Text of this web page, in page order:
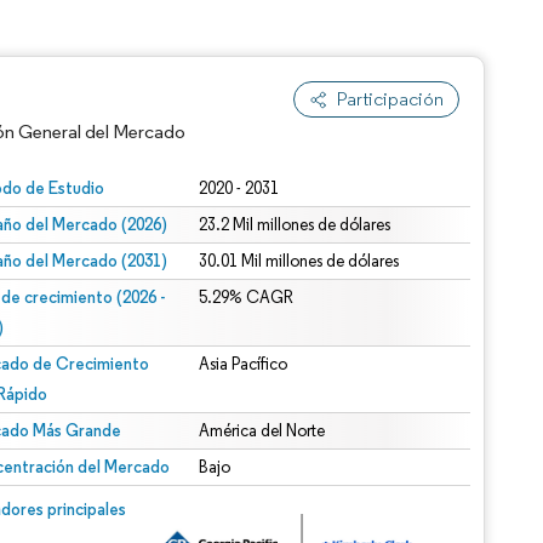
Participación
General del Mercado
de Estudio 2020 - 2031
del Mercado (2026) 23.2 Mil millones de dólares
del Mercado (2031) 30.01 Mil millones de dólares
de crecimiento (2026 -
5.29% CAGR
de Crecimiento
Asia Pacífico
Más Grande América del Norte
del Mercado Bajo
principales
© Mordor Intelligence. El uso requiere atribución según CC BY 4.0.
CC BY 4.0.